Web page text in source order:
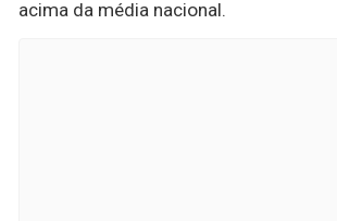
acima da média nacional.